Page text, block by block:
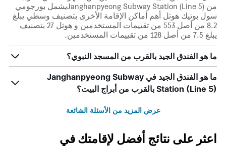
من Janghanpyeong Subway Station (Line 5)يشمل بورجومي
سول بوتيك هوتل أهم أماكن الإقامة الأخرى بتصنيف وسطي يبلغ
8.2 من أصل 553 من تقييمات المستخدمين و هوتل 27 بتصنيف
يبلغ 7.5 من أصل 128 من تقييمات المستخدمين.
ما هو الفندق الجيد بالقرب من المسجد النبوي؟
ما هو الفندق الجيد في Janghanpyeong Subway
Station (Line 5) بالقرب من أبراج البيت؟
عرض المزيد من الأسئلة الشائعة
اعثر على نتائج أفضل لإقامتك في